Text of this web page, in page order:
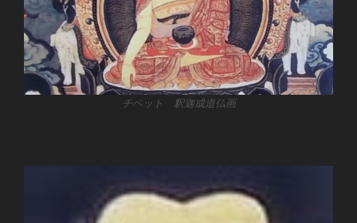
チベット 釈迦成道仏画